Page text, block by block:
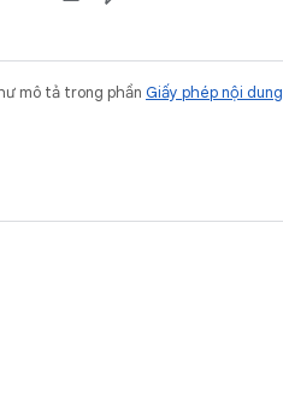
mô tả trong phần Giấy phép nội dung